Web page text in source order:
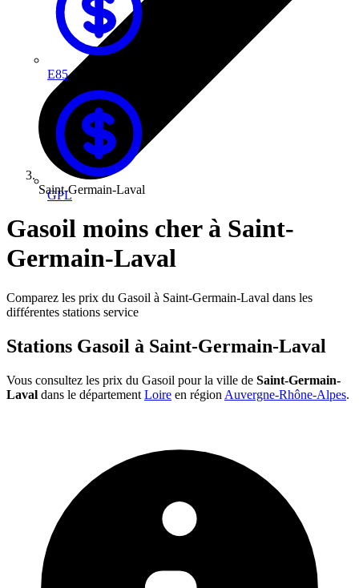
E85
GPL
Saint-Germain-Laval
Gasoil moins cher à Saint-
Germain-Laval
Comparez les prix du Gasoil à Saint-Germain-Laval dans les
différentes stations service
Stations Gasoil à Saint-Germain-Laval
Vous consultez les prix du Gasoil pour la ville de Saint-Germain-
Laval dans le département Loire en région Auvergne-Rhône-Alpes.